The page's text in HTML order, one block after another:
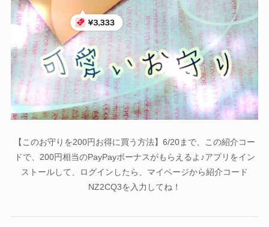
【このお守りを200円お得に買う方法】6/20まで、この紹介コー
ドで、200円相当のPayPayボーナスがもらえるよ♪アプリをイン
ストールして、ログインしたら、マイページから紹介コード
NZ2CQ3を入力してね！